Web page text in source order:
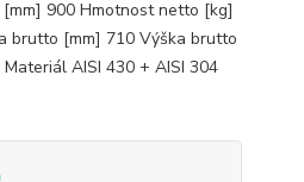
900 Hmotnost netto [kg]
brutto [mm] 710 Výška brutto
AISI 430 + AISI 304